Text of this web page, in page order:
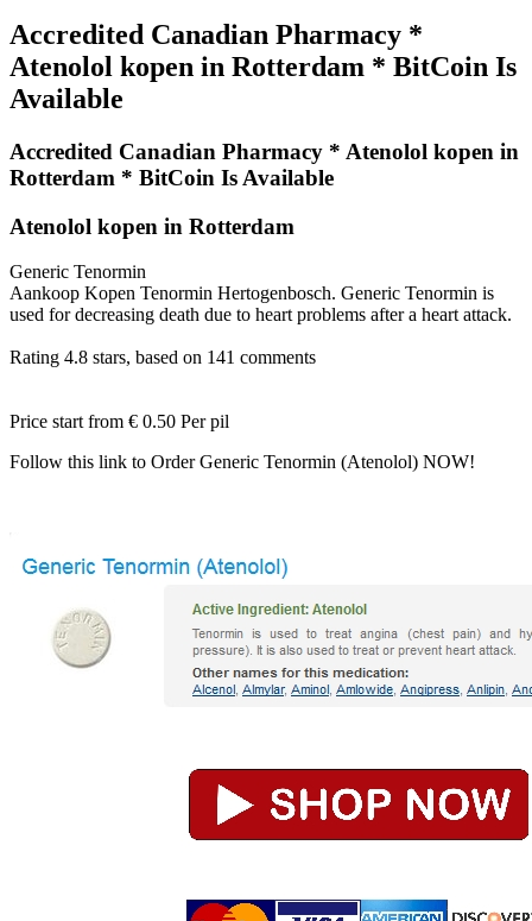
Accredited Canadian Pharmacy *
Atenolol kopen in Rotterdam * BitCoin Is
Available
Accredited Canadian Pharmacy * Atenolol kopen in
Rotterdam * BitCoin Is Available
Atenolol kopen in Rotterdam
Generic Tenormin
Aankoop Kopen Tenormin Hertogenbosch. Generic Tenormin is
used for decreasing death due to heart problems after a heart attack.
Rating 4.8 stars, based on 141 comments
Price start from € 0.50 Per pil
Follow this link to Order Generic Tenormin (Atenolol) NOW!